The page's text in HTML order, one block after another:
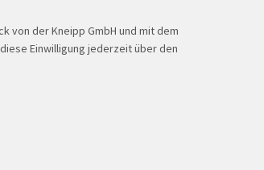
von der Kneipp GmbH und mit dem
Einwilligung jederzeit über den